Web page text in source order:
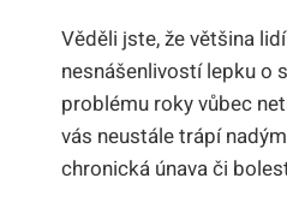
Věděli jste, že většina
nesnášenlivostí lepku o
problému roky vůbec
vás neustále trápí
chronická únava či